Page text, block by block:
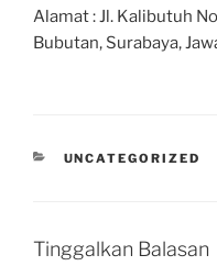
Alamat : Jl. Kalibutuh
Bubutan, Surabaya,
UNCATEGORIZED
Tinggalkan Balasan